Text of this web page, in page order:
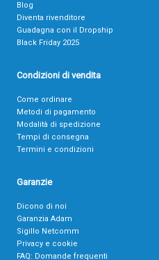
Blog
Diventa rivenditore
Guadagna con il Dropship
Black Friday 2025
Condizioni di vendita
Come ordinare
Metodi di pagamento
Modalità di spedizione
Tempi di consegna
Termini e condizioni
Garanzie
Dicono di noi
Garanzia Adam
Sigillo Netcomm
Privacy e cookie
FAQ: Domande frequenti